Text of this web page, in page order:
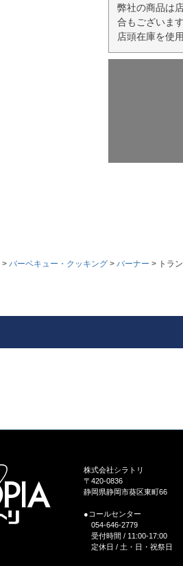
弊社の商品は
合もございま
店頭在庫を使
バーベキュー・クッキング バーナー トラ
株式会社シラトリ
〒420-0836
静岡県静岡市葵区東町66
●コールセンター
054-646-2779
受付時間 / 11:00-17:00
定休日 / 土・日・祝祭日